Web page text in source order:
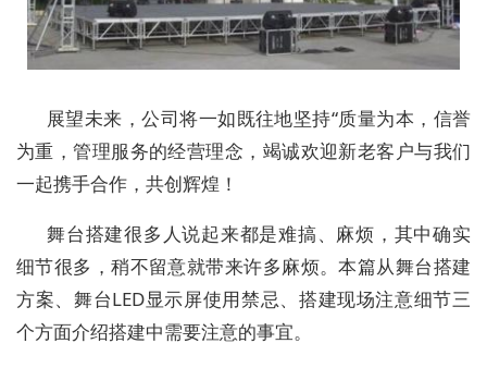
展望未来，公司将一如既往地坚持“质量为本，信誉
为重，管理服务的经营理念，竭诚欢迎新老客户与我们
一起携手合作，共创辉煌！
舞台搭建很多人说起来都是难搞、麻烦，其中确实
细节很多，稍不留意就带来许多麻烦。本篇从舞台搭建
方案、舞台LED显示屏使用禁忌、搭建现场注意细节三
个方面介绍搭建中需要注意的事宜。